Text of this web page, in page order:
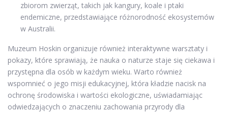
zbiorom zwierząt, takich jak kangury, koale i ptaki
endemiczne, przedstawiające różnorodność ekosystemów
w Australii.
Muzeum Hoskin organizuje również interaktywne warsztaty i
pokazy, które sprawiają, że nauka o naturze staje się ciekawa i
przystępna dla osób w każdym wieku. Warto również
wspomnieć o jego misji edukacyjnej, która kładzie nacisk na
ochronę środowiska i wartości ekologiczne, uświadamiając
odwiedzających o znaczeniu zachowania przyrody dla